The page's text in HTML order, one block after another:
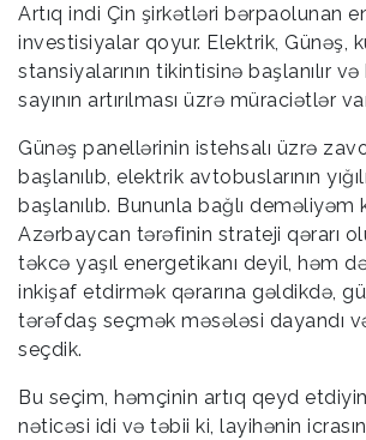
Artıq indi Çin şirkətləri bərpaolunan
investisiyalar qoyur. Elektrik, Günəş,
stansiyalarının tikintisinə başlanılır
sayının artırılması üzrə müraciətlər
Günəş panellərinin istehsalı üzrə
başlanılıb, elektrik avtobuslarının
başlanılıb. Bununla bağlı deməliyəm
Azərbaycan tərəfinin strateji qərarı
təkcə yaşıl energetikanı deyil, həm
inkişaf etdirmək qərarına gəldikdə,
tərəfdaş seçmək məsələsi dayandı
seçdik.
Bu seçim, həmçinin artıq qeyd
nəticəsi idi və təbii ki, layihənin